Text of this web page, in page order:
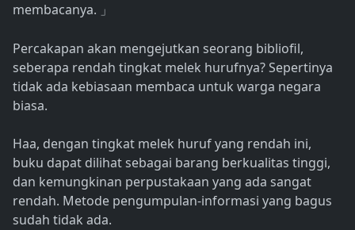
membacanya.
」
Percakapan akan mengejutkan seorang bibliofil,
seberapa rendah tingkat melek hurufnya? Sepertinya
tidak ada kebiasaan membaca untuk warga negara
biasa.
Haa, dengan tingkat melek huruf yang rendah ini,
buku dapat dilihat sebagai barang berkualitas tinggi,
dan kemungkinan perpustakaan yang ada sangat
rendah. Metode pengumpulan-informasi yang bagus
sudah tidak ada.